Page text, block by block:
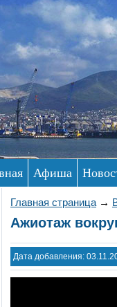
Афиша
Главная страница →
Ажиотаж
Дата добавления: